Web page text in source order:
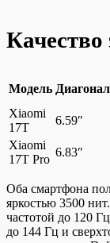
Качество
Модель
Xiaomi
17T
6.59″
Xiaomi
17T Pro
6.83″
Оба смартфона
яркостью 3500
частотой до 120
до 144 Гц и